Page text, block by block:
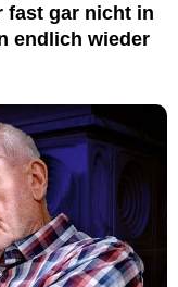
fast gar nicht in
endlich wieder